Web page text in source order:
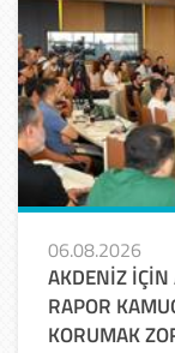
06.08.2026
AKDENİZ İÇİN
RAPOR
KORUMAK